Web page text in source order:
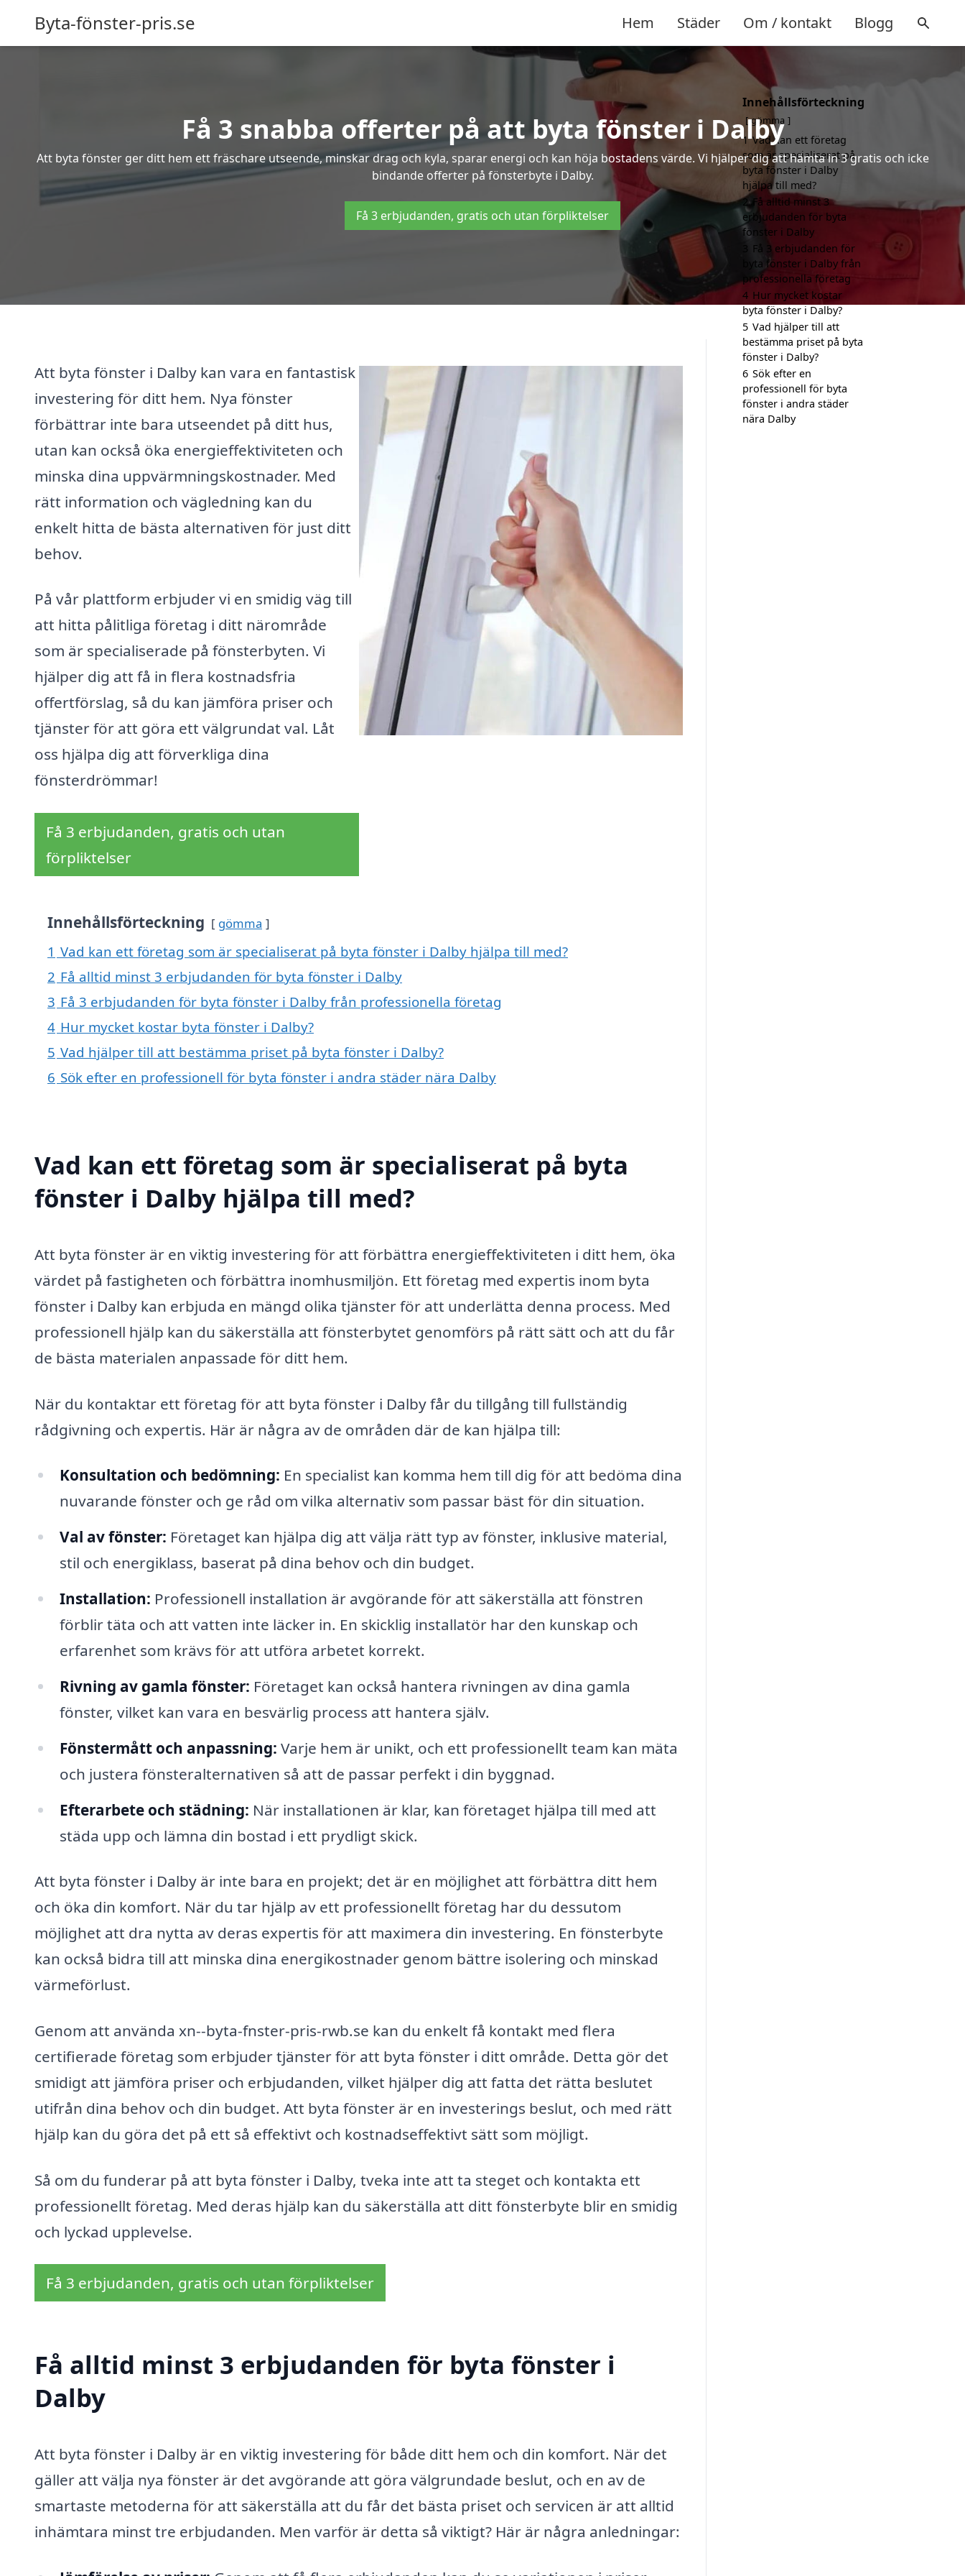
Byta-fönster-pris.se Hem Städer Om / kontakt Blogg
Få 3 snabba offerter på att byta fönster i Dalby
Att byta fönster ger ditt hem ett fräschare utseende, minskar drag och kyla, sparar energi och kan höja bostadens värde. Vi hjälper dig att hämta in 3 gratis och icke
bindande offerter på fönsterbyte i Dalby.
Få 3 erbjudanden, gratis och utan förpliktelser
Att byta fönster i Dalby kan vara en fantastisk
investering för ditt hem. Nya fönster
förbättrar inte bara utseendet på ditt hus,
utan kan också öka energieffektiviteten och
minska dina uppvärmningskostnader. Med
rätt information och vägledning kan du
enkelt hitta de bästa alternativen för just ditt
behov.
På vår plattform erbjuder vi en smidig väg till
att hitta pålitliga företag i ditt närområde
som är specialiserade på fönsterbyten. Vi
hjälper dig att få in flera kostnadsfria
offertförslag, så du kan jämföra priser och
tjänster för att göra ett välgrundat val. Låt
oss hjälpa dig att förverkliga dina
fönsterdrömmar!
Få 3 erbjudanden, gratis och utan
förpliktelser
Innehållsförteckning gömma
1 Vad kan ett företag som är specialiserat på byta fönster i Dalby hjälpa till med?
2 Få alltid minst 3 erbjudanden för byta fönster i Dalby
3 Få 3 erbjudanden för byta fönster i Dalby från professionella företag
4 Hur mycket kostar byta fönster i Dalby?
5 Vad hjälper till att bestämma priset på byta fönster i Dalby?
6 Sök efter en professionell för byta fönster i andra städer nära Dalby
Vad kan ett företag som är specialiserat på byta
fönster i Dalby hjälpa till med?
Att byta fönster är en viktig investering för att förbättra energieffektiviteten i ditt hem, öka
värdet på fastigheten och förbättra inomhusmiljön. Ett företag med expertis inom byta
fönster i Dalby kan erbjuda en mängd olika tjänster för att underlätta denna process. Med
professionell hjälp kan du säkerställa att fönsterbytet genomförs på rätt sätt och att du får
de bästa materialen anpassade för ditt hem.
När du kontaktar ett företag för att byta fönster i Dalby får du tillgång till fullständig
rådgivning och expertis. Här är några av de områden där de kan hjälpa till:
Konsultation och bedömning: En specialist kan komma hem till dig för att bedöma dina
nuvarande fönster och ge råd om vilka alternativ som passar bäst för din situation.
Val av fönster: Företaget kan hjälpa dig att välja rätt typ av fönster, inklusive material,
stil och energiklass, baserat på dina behov och din budget.
Installation: Professionell installation är avgörande för att säkerställa att fönstren
förblir täta och att vatten inte läcker in. En skicklig installatör har den kunskap och
erfarenhet som krävs för att utföra arbetet korrekt.
Rivning av gamla fönster: Företaget kan också hantera rivningen av dina gamla
fönster, vilket kan vara en besvärlig process att hantera själv.
Fönstermått och anpassning: Varje hem är unikt, och ett professionellt team kan mäta
och justera fönsteralternativen så att de passar perfekt i din byggnad.
Efterarbete och städning: När installationen är klar, kan företaget hjälpa till med att
städa upp och lämna din bostad i ett prydligt skick.
Att byta fönster i Dalby är inte bara en projekt; det är en möjlighet att förbättra ditt hem
och öka din komfort. När du tar hjälp av ett professionellt företag har du dessutom
möjlighet att dra nytta av deras expertis för att maximera din investering. En fönsterbyte
kan också bidra till att minska dina energikostnader genom bättre isolering och minskad
värmeförlust.
Genom att använda xn--byta-fnster-pris-rwb.se kan du enkelt få kontakt med flera
certifierade företag som erbjuder tjänster för att byta fönster i ditt område. Detta gör det
smidigt att jämföra priser och erbjudanden, vilket hjälper dig att fatta det rätta beslutet
utifrån dina behov och din budget. Att byta fönster är en investerings beslut, och med rätt
hjälp kan du göra det på ett så effektivt och kostnadseffektivt sätt som möjligt.
Så om du funderar på att byta fönster i Dalby, tveka inte att ta steget och kontakta ett
professionellt företag. Med deras hjälp kan du säkerställa att ditt fönsterbyte blir en smidig
och lyckad upplevelse.
Få 3 erbjudanden, gratis och utan förpliktelser
Få alltid minst 3 erbjudanden för byta fönster i
Dalby
Att byta fönster i Dalby är en viktig investering för både ditt hem och din komfort. När det
gäller att välja nya fönster är det avgörande att göra välgrundade beslut, och en av de
smartaste metoderna för att säkerställa att du får det bästa priset och servicen är att alltid
inhämtara minst tre erbjudanden. Men varför är detta så viktigt? Här är några anledningar:
Innehållsförteckning
gömma
1 Vad kan ett företag
som är specialiserat på
byta fönster i Dalby
hjälpa till med?
2 Få alltid minst 3
erbjudanden för byta
fönster i Dalby
3 Få 3 erbjudanden för
byta fönster i Dalby från
professionella företag
4 Hur mycket kostar
byta fönster i Dalby?
5 Vad hjälper till att
bestämma priset på byta
fönster i Dalby?
6 Sök efter en
professionell för byta
fönster i andra städer
nära Dalby